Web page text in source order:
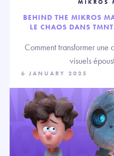
MIKROS
BEHIND THE MIKROS
LE CHAOS DANS
Comment transformer
visuels
6 JANUARY 2025